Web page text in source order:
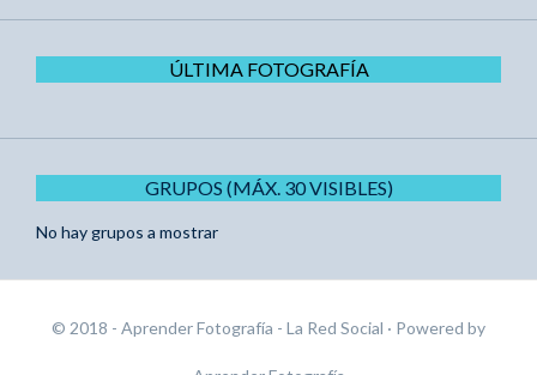
ÚLTIMA FOTOGRAFÍA
GRUPOS (MÁX. 30 VISIBLES)
No hay grupos a mostrar
© 2018 - Aprender Fotografía - La Red Social · Powered by